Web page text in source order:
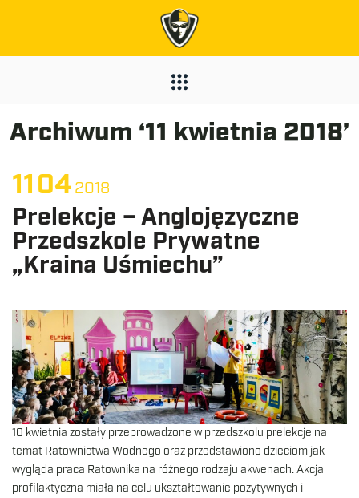
Archiwum ‘11 kwietnia 2018’
11042018
Prelekcje – Anglojęzyczne
Przedszkole Prywatne
„Kraina Uśmiechu”
10 kwietnia zostały przeprowadzone w przedszkolu prelekcje na
temat Ratownictwa Wodnego oraz przedstawiono dzieciom jak
wygląda praca Ratownika na różnego rodzaju akwenach. Akcja
profilaktyczna miała na celu ukształtowanie pozytywnych i